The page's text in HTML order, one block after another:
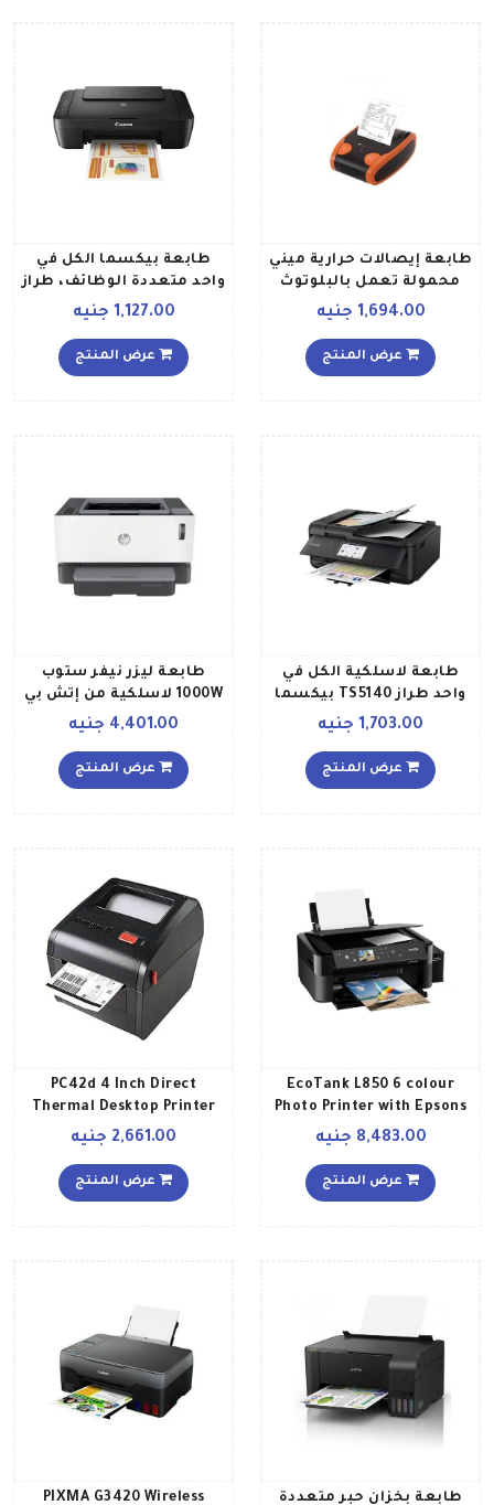
طابعة إيصالات حرارية ميني
محمولة تعمل بالبلوتوث
أسود برتقالي
1,694.00 جنيه
عرض المنتج
طابعة بيكسما الكل في
واحد متعددة الوظائف، طراز
MG2540S أسود
1,127.00 جنيه
عرض المنتج
طابعة لاسلكية الكل في
واحد طراز TS5140 بيكسما
315x139x372سم أسود
1,703.00 جنيه
عرض المنتج
طابعة ليزر نيفر ستوب
1000W لاسلكية من إتش بي
مسبقاً بمسحوق الحبر
لطباعة ما يصل إلى 5000
4,401.00 جنيه
عرض المنتج
EcoTank L850 6 colour
Photo Printer with Epsons
Integrated Ink Tank System
Photo Printing أسود
8,483.00 جنيه
عرض المنتج
PC42d 4 Inch Direct
Thermal Desktop Printer
2225 x 184 x 174سم أسود
2,661.00 جنيه
عرض المنتج
طابعة بخزان حبر متعددة PIXMA G3420 Wireless